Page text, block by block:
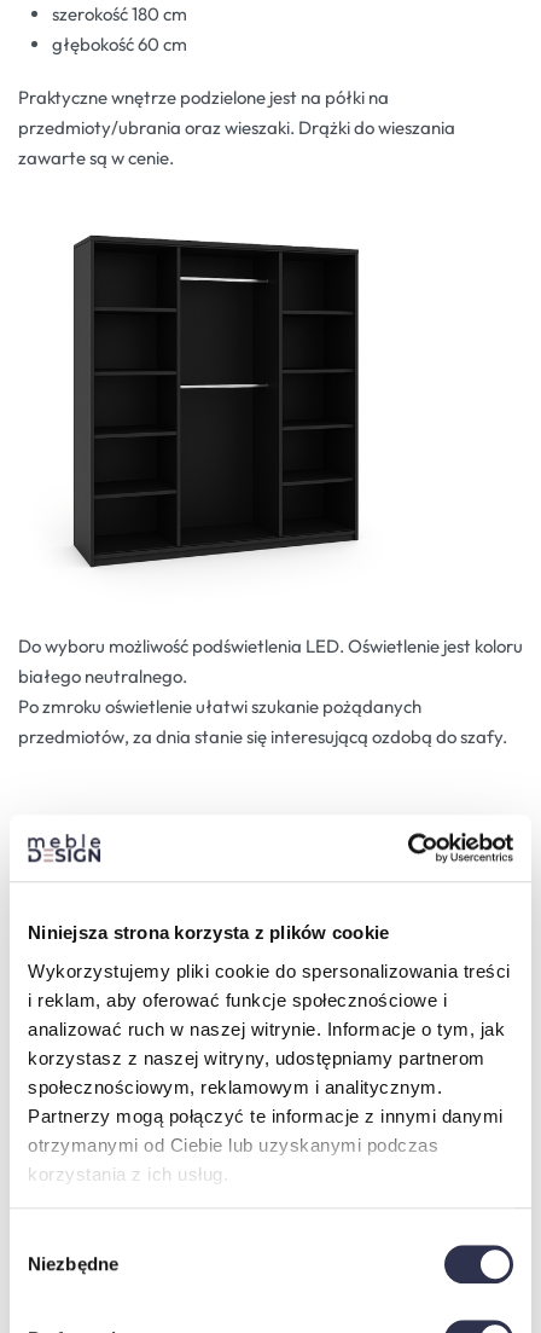
Niniejsza strona korzysta z plików cookie
Wykorzystujemy pliki cookie do spersonalizowania treści
i reklam, aby oferować funkcje społecznościowe i
analizować ruch w naszej witrynie. Informacje o tym, jak
korzystasz z naszej witryny, udostępniamy partnerom
społecznościowym, reklamowym i analitycznym.
Partnerzy mogą połączyć te informacje z innymi danymi
otrzymanymi od Ciebie lub uzyskanymi podczas
korzystania z ich usług.
zgody
Niezbędne
szerokość 180 cm
głębokość 60 cm
Praktyczne wnętrze podzielone jest na półki na
przedmioty/ubrania oraz wieszaki. Drążki do wieszania
zawarte są w cenie.
Do wyboru możliwość podświetlenia LED. Oświetlenie jest koloru
białego neutralnego.
Po zmroku oświetlenie ułatwi szukanie pożądanych
przedmiotów, za dnia stanie się interesującą ozdobą do szafy.
Dzięki możliwości wyboru dwóch wariantów kolorystycznych
korpusu i frontów, łatwo dopasujesz ją do zmieniających się
trendów lub wystroju Twojego mieszkania. Świetnie sprawdzi się